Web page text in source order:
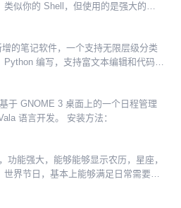
类似你的 Shell，但使用的是强大的
增的笔记软件，一个支持无限层级分类
Python 编写，支持富文本编辑和代码高
持密...
于 GNOME 3 桌面上的一个日程管理
语言开发。 安装方法：
功能强大，能够能够显示农历，星座，
世界节日，基本上能够满足日常需要
的，按GPL协议发布。开发者信息在代